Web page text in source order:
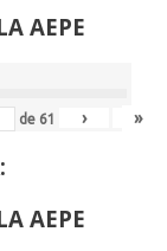
AEPE
de 61 › »
AEPE